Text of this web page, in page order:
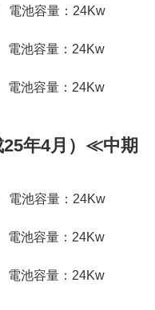
池容量：24Kw
池容量：24Kw
池容量：24Kw
25年4月）≪中期
池容量：24Kw
池容量：24Kw
池容量：24Kw